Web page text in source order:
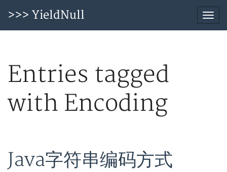
>>> YieldNull
Entries tagged
with Encoding
Java字符串编码方式